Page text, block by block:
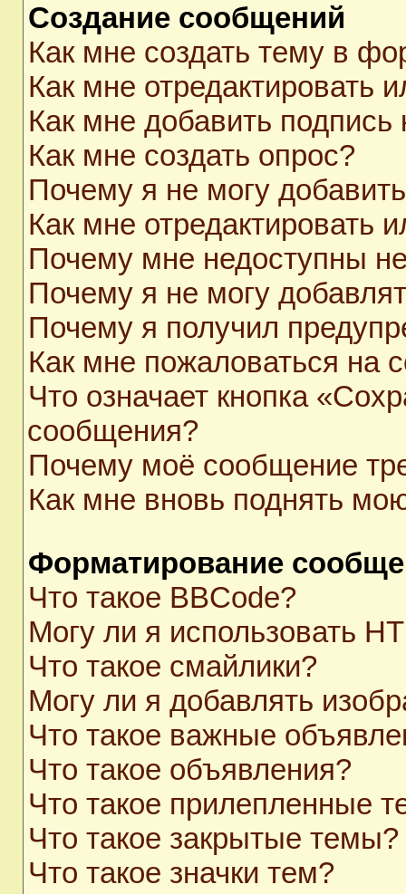
Создание сообщений
Как мне создать тему в
Как мне отредактировать
Как мне добавить
Как мне создать опрос?
Почему я не могу
Как мне отредактировать
Почему мне недоступны
Почему я не могу
Почему я получил
Как мне пожаловаться на
Что означает кнопка
сообщения?
Почему моё сообщение
Как мне вновь поднять
Форматирование
Что такое BBCode?
Могу ли я использовать
Что такое смайлики?
Могу ли я добавлять
Что такое важные
Что такое объявления?
Что такое прилепленные
Что такое закрытые темы?
Что такое значки тем?